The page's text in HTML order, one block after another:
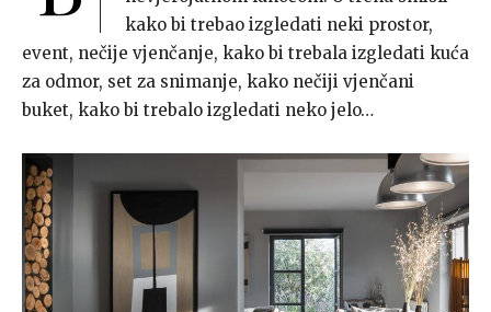
kako bi trebao izgledati neki prostor,
event, nečije vjenčanje, kako bi trebala izgledati kuća
za odmor, set za snimanje, kako nečiji vjenčani
buket, kako bi trebalo izgledati neko jelo…